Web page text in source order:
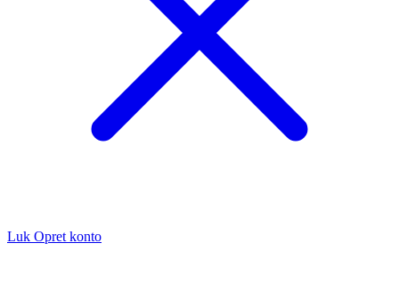
Luk Opret konto